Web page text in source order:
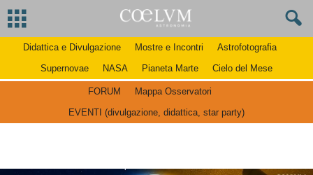
Didattica e Divulgazione Mostre e Incontri
Astrofotografia
Supernovae
NASA Pianeta Marte Cielo del Mese
FORUM
Mappa Osservatori
EVENTI (divulgazione, didattica, star party)